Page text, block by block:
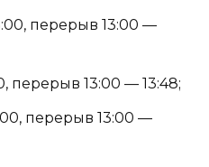
перерыв 13:00 —
перерыв 13:00 — 13:48;
перерыв 13:00 —